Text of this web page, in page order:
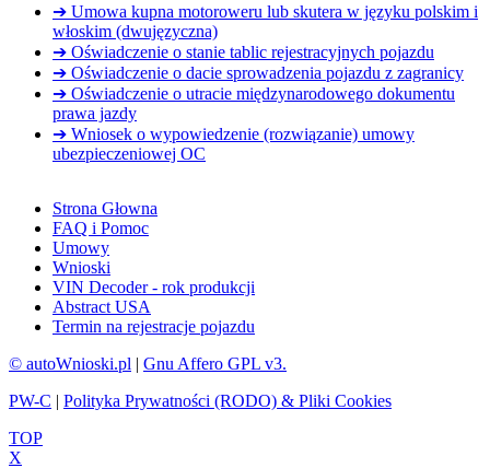
➔ Umowa kupna motoroweru lub skutera w języku polskim i
włoskim (dwujęzyczna)
➔ Oświadczenie o stanie tablic rejestracyjnych pojazdu
➔ Oświadczenie o dacie sprowadzenia pojazdu z zagranicy
➔ Oświadczenie o utracie międzynarodowego dokumentu
prawa jazdy
➔ Wniosek o wypowiedzenie (rozwiązanie) umowy
ubezpieczeniowej OC
Strona Głowna
FAQ i Pomoc
Umowy
Wnioski
VIN Decoder - rok produkcji
Abstract USA
Termin na rejestracje pojazdu
© autoWnioski.pl | Gnu Affero GPL v3.
PW-C | Polityka Prywatności (RODO) & Pliki Cookies
TOP
X